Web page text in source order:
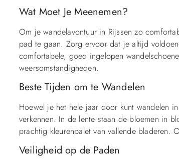
Wat Moet Je Meenemen?
Om je wandelavontuur in Rijssen zo
pad te gaan. Zorg ervoor dat je altijd
comfortabele, goed ingelopen
weersomstandigheden.
Beste Tijden om te Wandelen
Hoewel je het hele jaar door kunt wandelen
verkennen. In de lente staan de bloemen in
prachtig kleurenpalet van vallende bladeren.
Veiligheid op de Paden